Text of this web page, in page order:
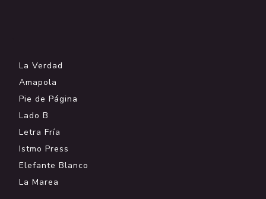
La Verdad
Amapola
Pie de Página
Lado B
Letra Fría
Istmo Press
Elefante Blanco
La Marea